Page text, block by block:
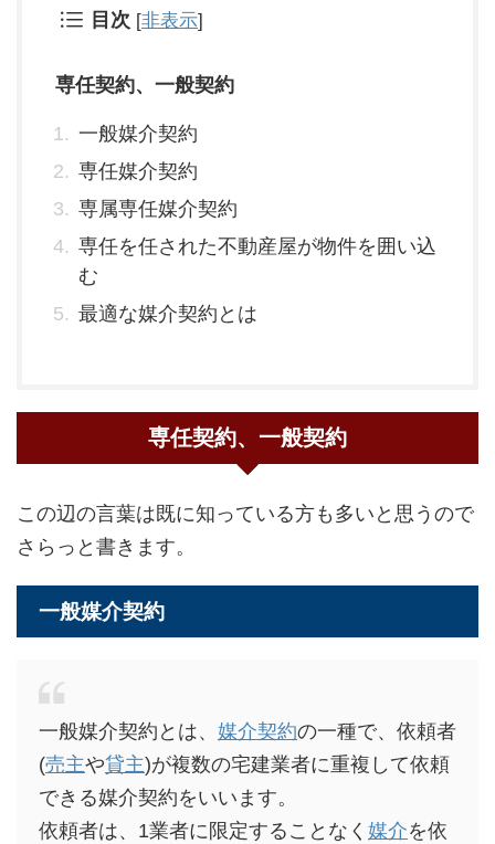
目次 [非表示]
専任契約、一般契約
一般媒介契約
専任媒介契約
専属専任媒介契約
専任を任された不動産屋が物件を囲い込
む
最適な媒介契約とは
専任契約、一般契約
この辺の言葉は既に知っている方も多いと思うので
さらっと書きます。
一般媒介契約
一般媒介契約とは、 媒介契約の一種で、依頼者
(売主や貸主)が複数の宅建業者に重複して依頼
できる媒介契約をいいます。
依頼者は、1業者に限定することなく 媒介を依